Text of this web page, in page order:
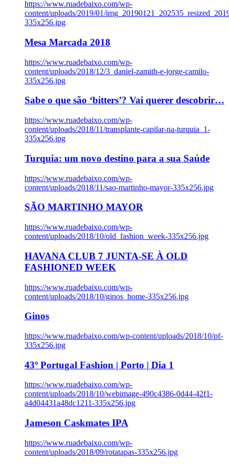
https://www.ruadebaixo.com/wp-
content/uploads/2019/01/
335x256.jpg
Mesa Marcada 2018
https://www.ruadebaixo.com/wp-
content/uploads/2018/12/3_daniel-zamith-e-jorge-camilo-
335x256.jpg
Sabe o que são ‘bitters’? Vai querer descobrir…
https://www.ruadebaixo.com/wp-
content/uploads/2018/11/transplante-capilar-na-turquia_1-
335x256.jpg
Turquia: um novo destino para a sua Saúde
https://www.ruadebaixo.com/wp-
content/uploads/2018/11/sao-martinho-mayor-335x256.jpg
SÃO MARTINHO MAYOR
https://www.ruadebaixo.com/wp-
content/uploads/2018/10/old_fashion_week-335x256.jpg
HAVANA CLUB 7 JUNTA-SE À OLD
FASHIONED WEEK
https://www.ruadebaixo.com/wp-
content/uploads/2018/10/ginos_home-335x256.jpg
Ginos
https://www.ruadebaixo.com/wp-content/uploads/2018/10/pf-
335x256.jpg
43º Portugal Fashion | Porto | Dia 1
https://www.ruadebaixo.com/wp-
content/uploads/2018/10/webimage-490c4386-0d44-42f1-
a4d04431a48dc1211-335x256.jpg
Jameson Caskmates IPA
https://www.ruadebaixo.com/wp-
content/uploads/2018/09/rotatapas-335x256.jpg